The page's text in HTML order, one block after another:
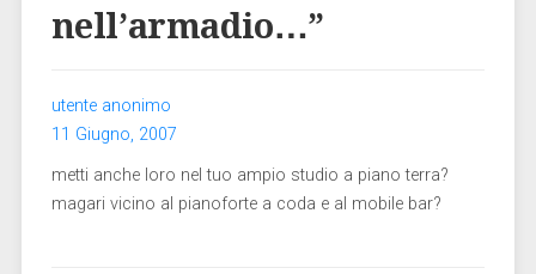
nell’armadio…”
utente anonimo
11 Giugno, 2007
metti anche loro nel tuo ampio studio a piano terra?
magari vicino al pianoforte a coda e al mobile bar?